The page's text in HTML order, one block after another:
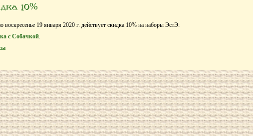
10%
воскресенье 19 января 2020 г. действует скидка 10% на наборы ЭстЭ:
с Собачкой.